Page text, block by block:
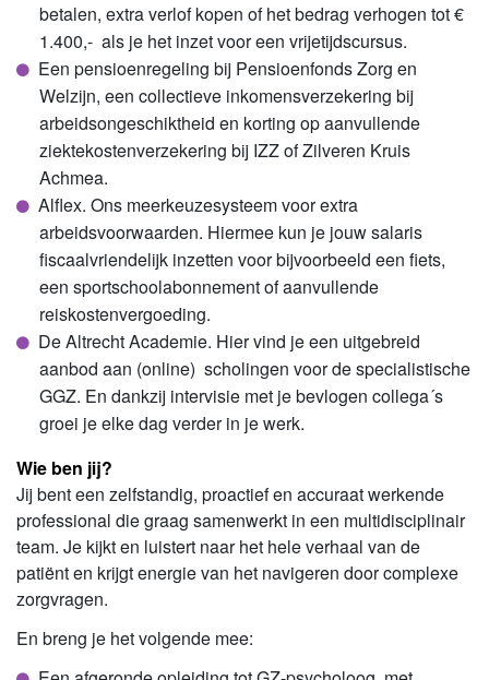
betalen, extra verlof kopen of het bedrag verhogen tot €
1.400,- als je het inzet voor een vrijetijdscursus.
Een pensioenregeling bij Pensioenfonds Zorg en
Welzijn, een collectieve inkomensverzekering bij
arbeidsongeschiktheid en korting op aanvullende
ziektekostenverzekering bij IZZ of Zilveren Kruis
Achmea.
Alflex. Ons meerkeuzesysteem voor extra
arbeidsvoorwaarden. Hiermee kun je jouw salaris
fiscaalvriendelijk inzetten voor bijvoorbeeld een fiets,
een sportschoolabonnement of aanvullende
reiskostenvergoeding.
De Altrecht Academie. Hier vind je een uitgebreid
aanbod aan (online) scholingen voor de specialistische
GGZ. En dankzij intervisie met je bevlogen collega´s
groei je elke dag verder in je werk.
Wie ben jij?
Jij bent een zelfstandig, proactief en accuraat werkende
professional die graag samenwerkt in een multidisciplinair
team. Je kijkt en luistert naar het hele verhaal van de
patiënt en krijgt energie van het navigeren door complexe
zorgvragen.
En breng je het volgende mee: